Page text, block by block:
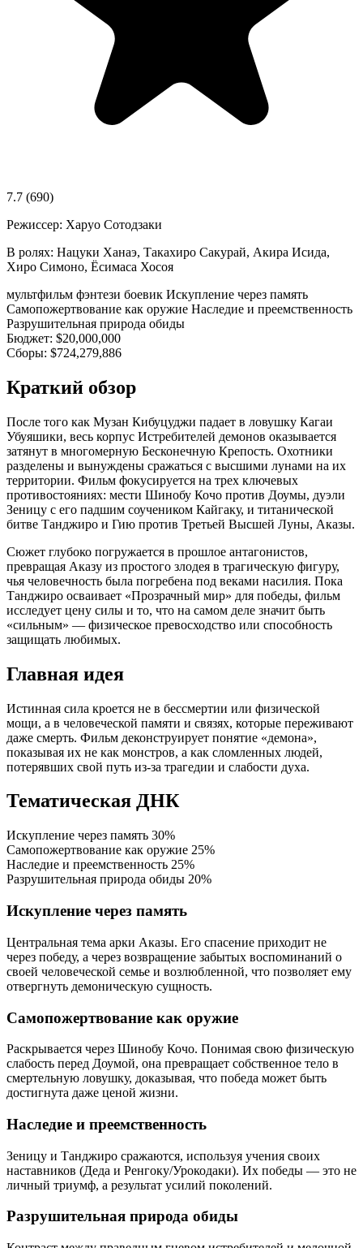
7.7 (690)
Режиссер: Харуо Сотодзаки
В ролях: Нацуки Ханаэ, Такахиро Сакурай, Акира Исида,
Хиро Симоно, Ёсимаса Хосоя
мультфильм фэнтези боевик Искупление через память
Самопожертвование как оружие Наследие и преемственность
Разрушительная природа обиды
Бюджет: $20,000,000
Сборы: $724,279,886
Краткий обзор
После того как Музан Кибуцуджи падает в ловушку Кагаи
Убуяшики, весь корпус Истребителей демонов оказывается
затянут в многомерную Бесконечную Крепость. Охотники
разделены и вынуждены сражаться с высшими лунами на их
территории. Фильм фокусируется на трех ключевых
противостояниях: мести Шинобу Кочо против Доумы, дуэли
Зеницу с его падшим соучеником Кайгаку, и титанической
битве Танджиро и Гию против Третьей Высшей Луны, Аказы.
Сюжет глубоко погружается в прошлое антагонистов,
превращая Аказу из простого злодея в трагическую фигуру,
чья человечность была погребена под веками насилия. Пока
Танджиро осваивает «Прозрачный мир» для победы, фильм
исследует цену силы и то, что на самом деле значит быть
«сильным» — физическое превосходство или способность
защищать любимых.
Главная идея
Истинная сила кроется не в бессмертии или физической
мощи, а в человеческой памяти и связях, которые переживают
даже смерть. Фильм деконструирует понятие «демона»,
показывая их не как монстров, а как сломленных людей,
потерявших свой путь из-за трагедии и слабости духа.
Тематическая ДНК
Искупление через память 30%
Самопожертвование как оружие 25%
Наследие и преемственность 25%
Разрушительная природа обиды 20%
Искупление через память
Центральная тема арки Аказы. Его спасение приходит не
через победу, а через возвращение забытых воспоминаний о
своей человеческой семье и возлюбленной, что позволяет ему
отвергнуть демоническую сущность.
Самопожертвование как оружие
Раскрывается через Шинобу Кочо. Понимая свою физическую
слабость перед Доумой, она превращает собственное тело в
смертельную ловушку, доказывая, что победа может быть
достигнута даже ценой жизни.
Наследие и преемственность
Зеницу и Танджиро сражаются, используя учения своих
наставников (Деда и Ренгоку/Урокодаки). Их победы — это не
личный триумф, а результат усилий поколений.
Разрушительная природа обиды